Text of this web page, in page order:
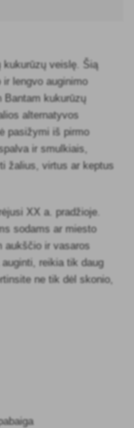
kukurūzų veislę. Šią
lengvo auginimo
Bantam kukurūzų
alternatyvos
pasižymi iš pirmo
ir smulkiais,
žalius, virtus ar keptus
XX a. pradžioje.
sodams ar miesto
aukščio ir vasaros
reikia tik daug
ne tik dėl skonio,